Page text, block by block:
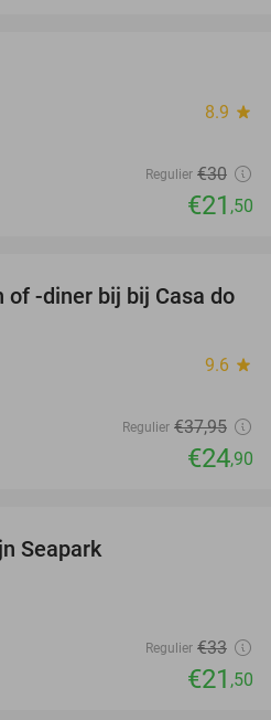
8.9 star
Regulier €30
€21 ,50
34%
of -diner bij bij Casa do
9.6 star
Regulier €37,95
€24,90
Seapark
Regulier €33
€21 ,50